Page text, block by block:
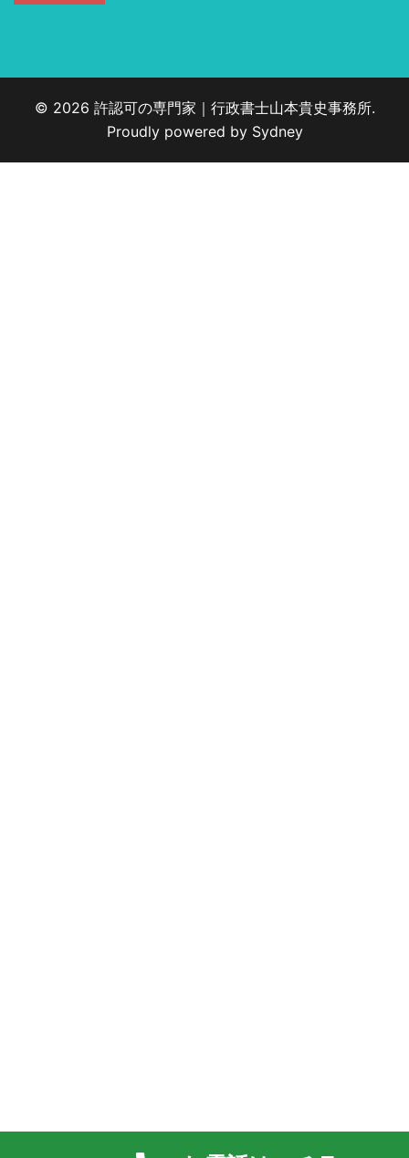
© 2026 許認可の専門家｜行政書士山本貴史事務所.
Proudly powered by Sydney